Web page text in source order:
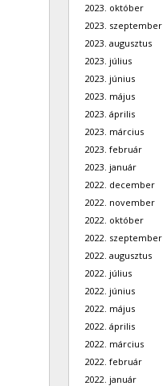
2023. október
2023. szeptember
2023. augusztus
2023. július
2023. június
2023. május
2023. április
2023. március
2023. február
2023. január
2022. december
2022. november
2022. október
2022. szeptember
2022. augusztus
2022. július
2022. június
2022. május
2022. április
2022. március
2022. február
2022. január